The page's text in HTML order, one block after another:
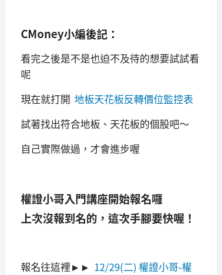
CMoney小編後記：
看完之後是不是也迫不及待的想要試試看
呢
現在就打開 地板天花板反轉價位監控表
試著找出符合地板、天花板的個股吧～
自己實際做過，才會進步喔
權證小哥入門講座開始報名囉
上次沒報到名的，這次手腳要快喔！
報名往這裡►► 12/29(二) 權證小哥-權